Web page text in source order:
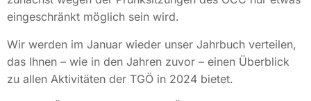
eingeschränkt möglich sein wird.
Wir werden im Januar wieder unser Jahrbuch verteilen,
das Ihnen – wie in den Jahren zuvor – einen Überblick
zu allen Aktivitäten der TGÖ in 2024 bietet.